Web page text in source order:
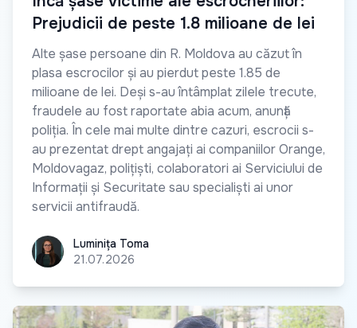
Prejudicii de peste 1.8 milioane de lei
Alte șase persoane din R. Moldova au căzut în
plasa escrocilor și au pierdut peste 1.85 de
milioane de lei. Deși s-au întâmplat zilele trecute,
fraudele au fost raportate abia acum, anunță
poliția. În cele mai multe dintre cazuri, escrocii s-
au prezentat drept angajați ai companiilor Orange,
Moldovagaz, polițiști, colaboratori ai Serviciului de
Informații și Securitate sau specialiști ai unor
servicii antifraudă.
Luminița Toma
Luminița Toma
21.07.2026